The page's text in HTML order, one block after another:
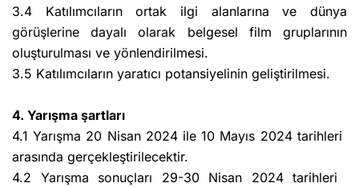
3.4 Katılımcıların ortak ilgi alanlarına ve dünya
görüşlerine dayalı olarak belgesel film gruplarının
oluşturulması ve yönlendirilmesi.
3.5 Katılımcıların yaratıcı potansiyelinin geliştirilmesi.
4. Yarışma şartları
4.1 Yarışma 20 Nisan 2024 ile 10 Mayıs 2024 tarihleri ​​
arasında gerçekleştirilecektir.
4.2 Yarışma sonuçları 29-30 Nisan 2024 tarihleri ​​